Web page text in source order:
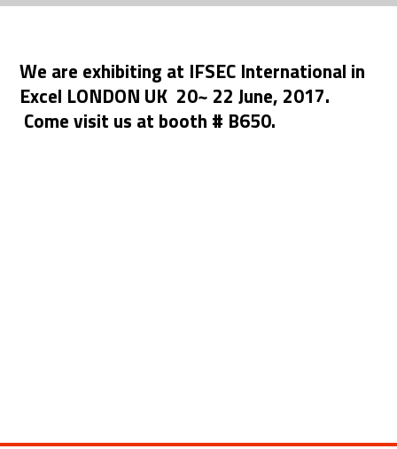
We are exhibiting at IFSEC International in
Excel LONDON UK 20~ 22 June, 2017.
Come visit us at booth # B650.